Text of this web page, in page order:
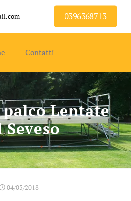
0396368713
Contatti
Lentate
Seveso
04/05/2018